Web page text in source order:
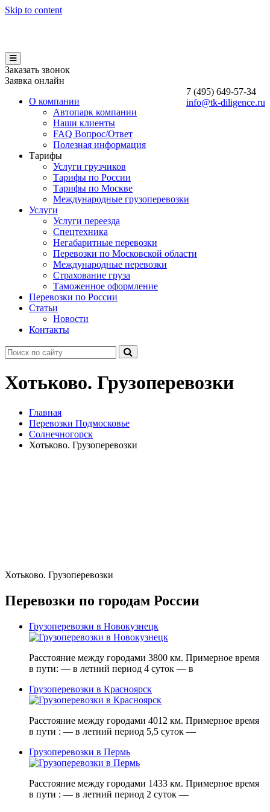
Skip to content
Заказать звонок
Заявка онлайн
7 (495) 649-57-34
info@tk-diligence.ru
О компании
Автопарк компании
Наши клиенты
FAQ Вопрос/Ответ
Полезная информация
Тарифы
Услуги грузчиков
Тарифы по России
Тарифы по Москве
Международные грузоперевозки
Услуги
Услуги переезда
Спецтехника
Негабаритные перевозки
Перевозки по Московской области
Международные перевозки
Страхование груза
Таможенное оформление
Перевозки по России
Статьи
Новости
Контакты
Хотьково. Грузоперевозки
Главная
Перевозки Подмосковье
Солнечногорск
Хотьково. Грузоперевозки
Хотьково. Грузоперевозки
Перевозки по городам России
Грузоперевозки в Новокузнецк
Расстояние между городами 3800 км. Примерное время
в пути: — в летний период 4 суток — в
Грузоперевозки в Красноярск
Расстояние между городами 4012 км. Примерное время
в пути : — в летний период 5,5 суток —
Грузоперевозки в Пермь
Расстояние между городами 1433 км. Примерное время
в пути : — в летний период 2 суток —